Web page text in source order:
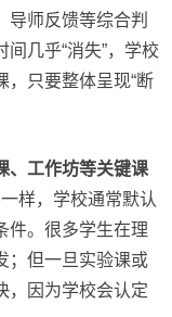
导师反馈等综合判
几乎“消失”，学校
，只要整体呈现“断
、工作坊等关键课
样，学校通常默认
件。很多学生在理
；但一旦实验课或
，因为学校会认定